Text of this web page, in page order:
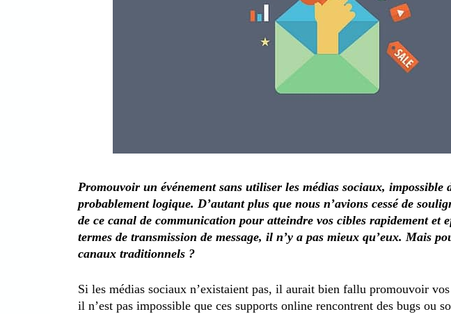
Promouvoir un événement sans utiliser les médias sociaux, impossible
probablement logique. D’autant plus que nous n’avions cessé de
de ce canal de communication pour atteindre vos cibles rapidement et
termes de transmission de message, il n’y a pas mieux qu’eux. Mais
canaux traditionnels ?
Si les médias sociaux n’existaient pas, il aurait bien fallu promouvoir
il n’est pas impossible que ces supports online rencontrent des bugs ou